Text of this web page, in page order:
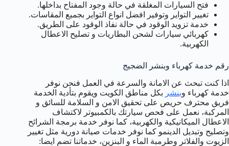
فتح السيارات المغلقة في حالة وجود المفتاح بداخلها.
تغيير التواير وتوفير افضل انواع التواير بجميع المقاسات.
خدمة تزويد الوقود في حالة نفاذ الوقود على الطريق.
كهربائي سيارات لشحن البطاريات و تصليح الاعطال
الكهربية.
رقم خدمة كهرباء وبنشر الضجيج
اذا كنت تبحث عن الامانة والسرعة في العمل فنحن نوفر
خدمة كهرباء وبنشر بكل مناطق الكويت ويقوم بتأدية الخدمة
فريق محترف حريص على تحقيق الامن و السلامة للسائق و
المركبة، نعمل على فحص سيارتك بالكمبيوتر لاكتشاف
الاعطال الميكانيكية والكهربية، كما نوفر خدمة برمجة الشرائح
وتصليح وتبديل الدينمو كما نوفر خدمات صيانة دورية مثل تغيير
الزيوت والفلاتر وطرمبة الماء و البنزين، خدماتنا تضم ايضا: